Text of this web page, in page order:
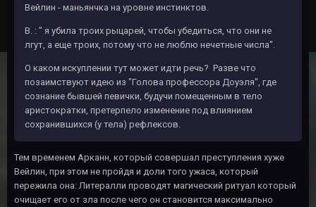
Вейлин - маньянчка на уровне инстинктов.
В. : " я убила троих рыцарей, чтобы убедиться, что они не
лгут, а еще троих, потому что не люблю нечетные числа".
О каком искуплении тут может идти речь? Разве что
позаимствуют идею из "Голова профессора Доуэля", где
сознание бывшей певички, будучи помещенным в тело
аристократки, претерпело изменение под влиянием
сохранившихся (у тела) рефлексов.
Тем временем Арканн, который совершал преступления хуже
Вейлин, при этом не пройдя и доли того ужаса, который
пережила она: Литералли проводят магический ритуал который
очищает его от зла после чего он становится максимально